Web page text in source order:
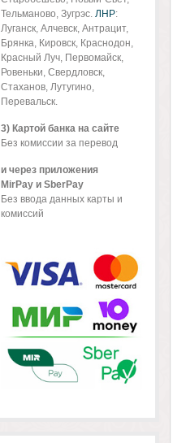
Тельманово, Зугрэс. ЛНР:
Луганск, Алчевск, Антрацит,
Брянка, Кировск, Краснодон,
Красный Луч, Первомайск,
Ровеньки, Свердловск,
Стаханов, Лутугино,
Перевальск.
3) Картой банка на сайте
Без комиссии за перевод
и через приложения
MirPay и SberPay
Без ввода данных карты и
комиссий